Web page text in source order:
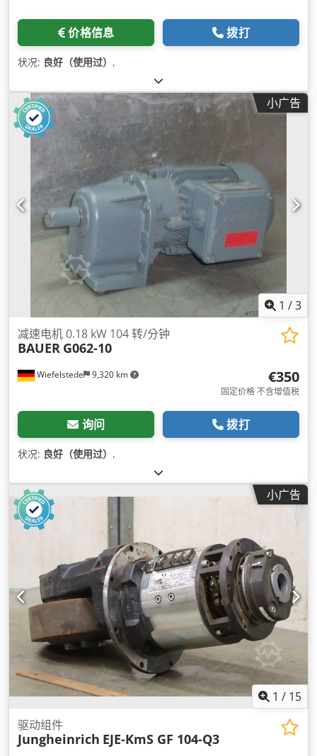
价格信息 拨打
状况: 良好（使用过） ,
小广告
1 /3
Wiefelstede 9,320 km
减速电机 0.18 kW 104 转/分钟
BAUER G062-10
€350
固定价格 不含增值税
询问 拨打
状况: 良好（使用过） ,
小广告
1 / 15
驱动组件
Jungheinrich EJE-KmS GF 104-Q3